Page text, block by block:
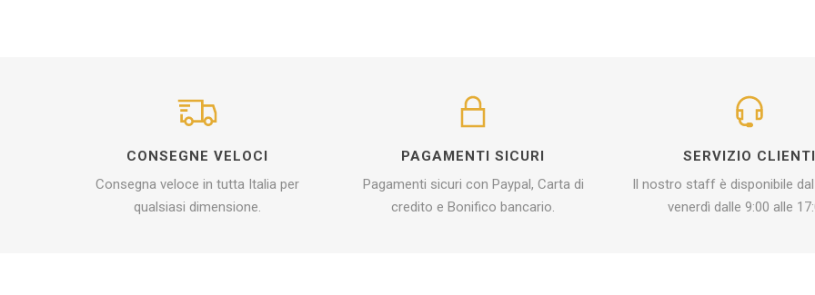
CONSEGNE VELOCI
Consegna veloce in tutta Italia per
qualsiasi dimensione.
PAGAMENTI SICURI
Pagamenti sicuri con Paypal, Carta di
credito e Bonifico bancario.
SERVIZIO CLIENTI
Il nostro staff è disponibile
venerdì dalle 9:00 alle